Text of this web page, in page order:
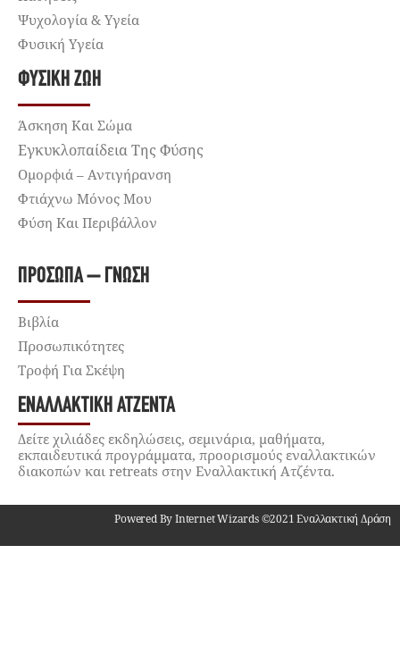
Ψυχολογία & Υγεία
Φυσική Υγεία
ΦΥΣΙΚΉ ΖΩΉ
Άσκηση Και Σώμα
Εγκυκλοπαίδεια Της Φύσης
Ομορφιά – Αντιγήρανση
Φτιάχνω Μόνος Μου
Φύση Και Περιβάλλον
ΠΡΌΣΩΠΑ – ΓΝΏΣΗ
Βιβλία
Προσωπικότητες
Τροφή Για Σκέψη
ΕΝΑΛΛΑΚΤΙΚΉ ΑΤΖΈΝΤΑ
Δείτε χιλιάδες εκδηλώσεις, σεμινάρια, μαθήματα,
εκπαιδευτικά προγράμματα, προορισμούς εναλλακτικών
διακοπών και retreats στην Εναλλακτική Ατζέντα.
Powered By Internet Wizards ©2021 Εναλλακτική Δράση